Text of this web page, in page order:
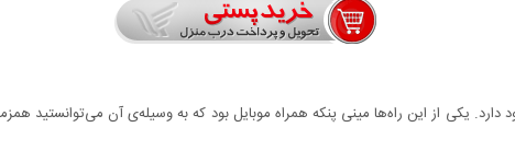
یکی از این راه‌ها مینی پنکه همراه موبایل بود که به وسیله‌ی آن می‌توانستید